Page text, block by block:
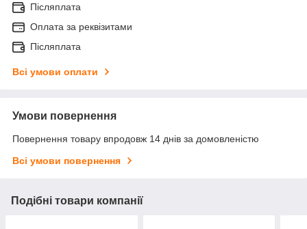
Післяплата
Оплата за реквізитами
Післяплата
Всі умови оплати
Умови повернення
Повернення товару впродовж 14 днів за домовленістю
Всі умови повернення
Подібні товари компанії